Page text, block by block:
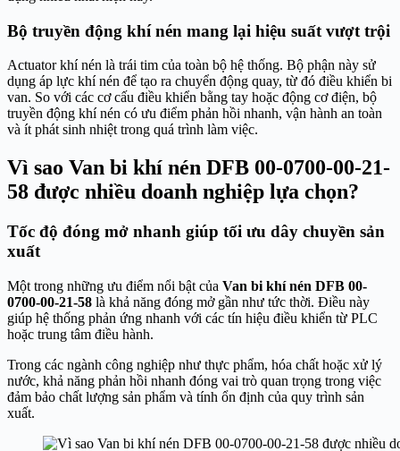
Bộ truyền động khí nén mang lại hiệu suất vượt trội
Actuator khí nén là trái tim của toàn bộ hệ thống. Bộ phận này sử
dụng áp lực khí nén để tạo ra chuyển động quay, từ đó điều khiển bi
van. So với các cơ cấu điều khiển bằng tay hoặc động cơ điện, bộ
truyền động khí nén có ưu điểm phản hồi nhanh, vận hành an toàn
và ít phát sinh nhiệt trong quá trình làm việc.
Vì sao Van bi khí nén DFB 00-0700-00-21-
58 được nhiều doanh nghiệp lựa chọn?
Tốc độ đóng mở nhanh giúp tối ưu dây chuyền sản
xuất
Một trong những ưu điểm nổi bật của Van bi khí nén DFB 00-
0700-00-21-58 là khả năng đóng mở gần như tức thời. Điều này
giúp hệ thống phản ứng nhanh với các tín hiệu điều khiển từ PLC
hoặc trung tâm điều hành.
Trong các ngành công nghiệp như thực phẩm, hóa chất hoặc xử lý
nước, khả năng phản hồi nhanh đóng vai trò quan trọng trong việc
đảm bảo chất lượng sản phẩm và tính ổn định của quy trình sản
xuất.